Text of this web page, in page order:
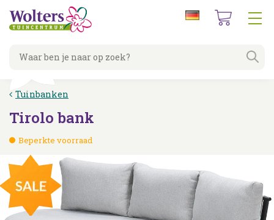
Tuinbanken
Tirolo bank
Beperkte voorraad